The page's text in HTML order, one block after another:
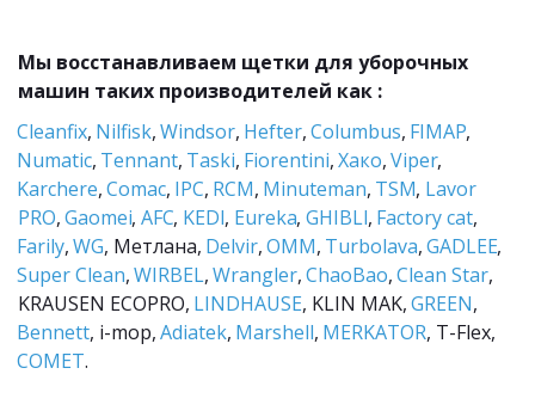
Мы восстанавливаем щетки для уборочных
машин таких производителей как :
Cleanfix, Nilfisk, Windsor, Hefter, Columbus, FIMAP
Numatic, Tennant, Taski, Fiorentini, Хако, Viper
Karchere, Comac, IPC, RCM, Minuteman, TSM, Lavor
PRO, Gaomei, AFC, KEDI, Eureka, GHIBLI, Factory cat
Farily, WG, Метлана, Delvir, ОММ, Turbolava, GADLEE
Super Clean, WIRBEL, Wrangler, ChaoBao, Clean Star,
KRAUSEN ECOPRO, LINDHAUSE, KLIN MAK, GREEN
Bennett, i-mop, Adiatek, Marshell, MERKATOR
COMET.